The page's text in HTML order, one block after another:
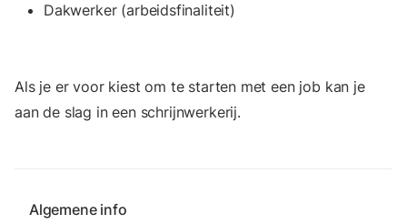
Dakwerker (arbeidsfinaliteit)
Als je er voor kiest om te starten met een job kan je
aan de slag in een schrijnwerkerij.
Algemene info